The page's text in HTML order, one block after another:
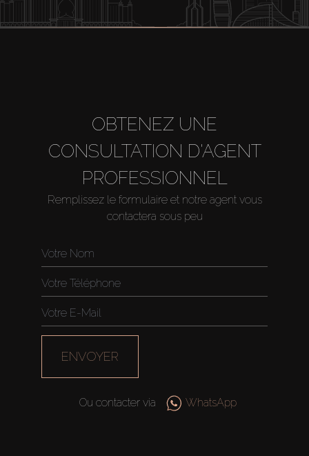
OBTENEZ UNE
CONSULTATION D'AGENT
PROFESSIONNEL
Remplissez le formulaire et notre agent vous
contactera sous peu
ENVOYER
Ou contacter via WhatsApp